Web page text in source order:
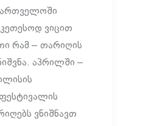
ვიცით
რამ – თარიღის
აპრილში –
ვნიშნავთ